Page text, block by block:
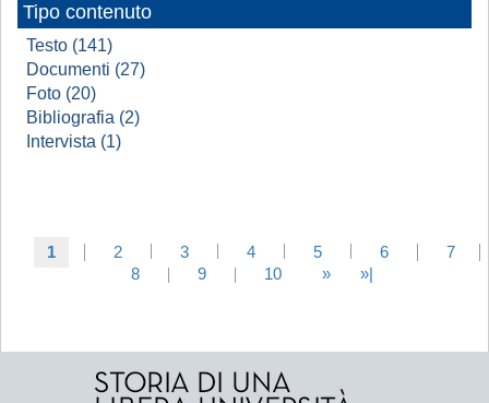
Tipo contenuto
Testo (141)
Documenti (27)
Foto (20)
Bibliografia (2)
Intervista (1)
1 2 3 4 5 6
7
8
9 10 » »|